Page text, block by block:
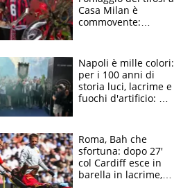
Casa Milan è
commovente:
bigliettini
Napoli è mille colori:
per i 100 anni di
storia luci, lacrime e
fuochi d'artificio: De
Roma, Bah che
sfortuna: dopo 27'
col Cardiff esce in
barella in lacrime,